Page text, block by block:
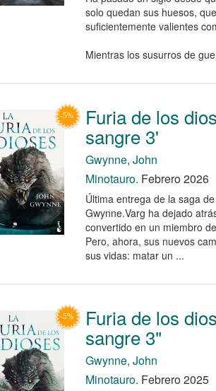
solo quedan sus huesos,
suficientemente valientes
Mientras los susurros de
Furia de los
sangre 3'
Gwynne, John
Minotauro. Febrero 2026
Última entrega de la saga
Gwynne.Varg ha dejado
convertido en un miembro
Pero, ahora, sus nuevos
sus vidas: matar un ...
Furia de los
sangre 3"
Gwynne, John
Minotauro. Febrero 2025